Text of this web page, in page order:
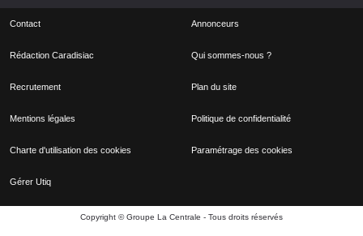
Contact Annonceurs
Rédaction Caradisiac Qui sommes-nous ?
Recrutement Plan du site
Mentions légales Politique de confidentialité
Charte d'utilisation des cookies Paramétrage des cookies
Gérer Utiq
Copyright © Groupe La Centrale - Tous droits réservés